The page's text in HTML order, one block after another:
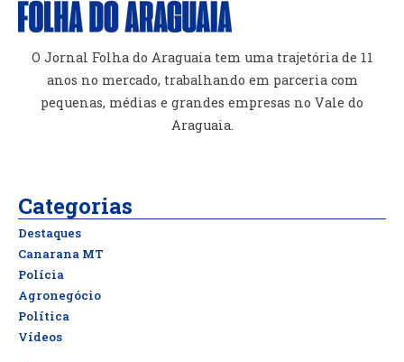
O Jornal Folha do Araguaia tem uma trajetória de 11
anos no mercado, trabalhando em parceria com
pequenas, médias e grandes empresas no Vale do
Araguaia.
Categorias
Destaques
Canarana MT
Polícia
Agronegócio
Política
Vídeos